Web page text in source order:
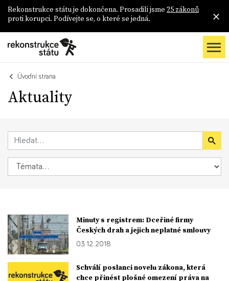
Rekonstrukce státu je dokončena. Prosadili jsme 25 zákonů
proti korupci. Podívejte se, o které se jedná.
Úvodní strana
Aktuality
Minuty s registrem: Dceřiné firmy
Českých drah a jejich neplatné smlouvy
03. 12. 2018
Schválí poslanci novelu zákona, která
chce přinést plošné omezení práva na